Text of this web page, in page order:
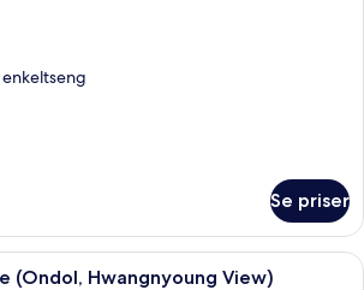
Se priser
Et værelse med et stort vindue, et
(Ondol, Hwangnyoung View)